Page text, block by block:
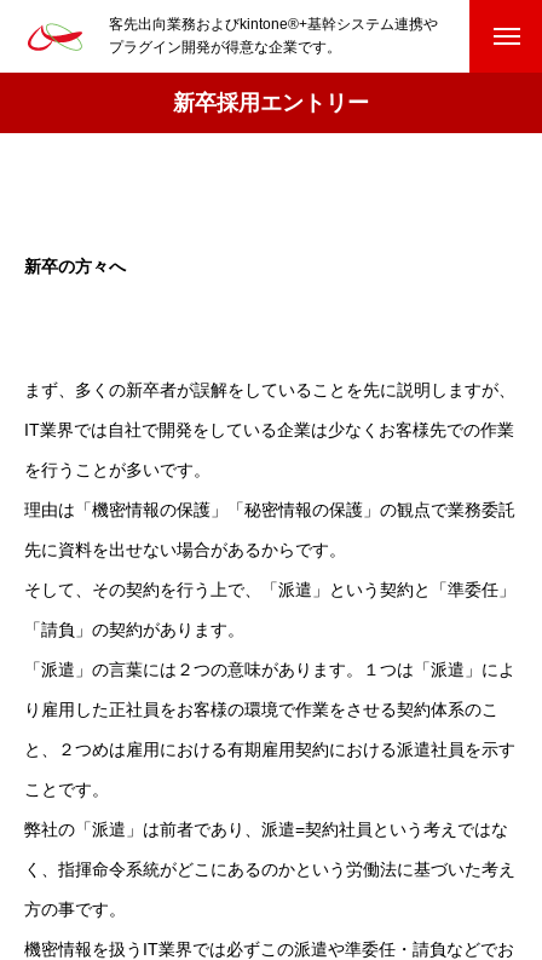
客先出向業務およびkintone®+基幹システム連携や
プラグイン開発が得意な企業です。
HP/EC/Design/Logo
制作実績
COMPANY 会社を知る
メッセージ
会社概要
会社沿革
会社案内
BUSINESS 仕事を知る
わたしたちの仕事
インタビュー
新卒採用エントリー
新卒の方々へ
まず、多くの新卒者が誤解をしていることを先に説明しますが、
IT業界では自社で開発をしている企業は少なくお客様先での作業
を行うことが多いです。
理由は「機密情報の保護」「秘密情報の保護」の観点で業務委託
先に資料を出せない場合があるからです。
そして、その契約を行う上で、「派遣」という契約と「準委任」
「請負」の契約があります。
「派遣」の言葉には２つの意味があります。１つは「派遣」によ
り雇用した正社員をお客様の環境で作業をさせる契約体系のこ
と、２つめは雇用における有期雇用契約における派遣社員を示す
ことです。
弊社の「派遣」は前者であり、派遣=契約社員という考えではな
く、指揮命令系統がどこにあるのかという労働法に基づいた考え
方の事です。
機密情報を扱うIT業界では必ずこの派遣や準委任・請負などでお